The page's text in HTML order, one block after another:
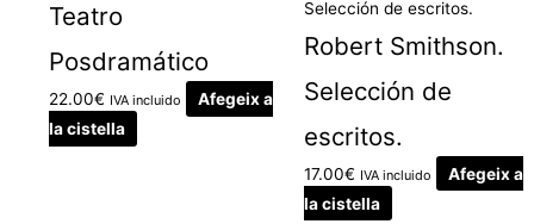
Teatro
Posdramático
22.00€ IVA incluido
Afegeix a
la cistella
Robert Smithson.
Selección de
escritos.
17.00€ IVA incluido
Afegeix a
la cistella